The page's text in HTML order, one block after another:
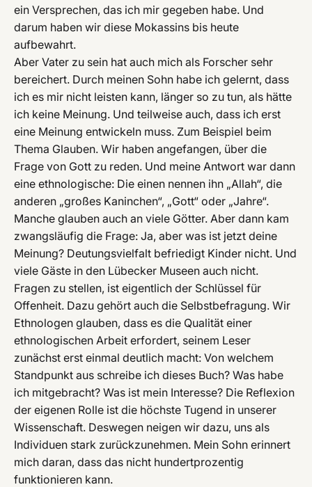
ein Versprechen, das ich mir gegeben habe. Und
darum haben wir diese Mokassins bis heute
aufbewahrt.
Aber Vater zu sein hat auch mich als Forscher sehr
bereichert. Durch meinen Sohn habe ich gelernt, dass
ich es mir nicht leisten kann, länger so zu tun, als hätte
ich keine Meinung. Und teilweise auch, dass ich erst
eine Meinung entwickeln muss. Zum Beispiel beim
Thema Glauben. Wir haben angefangen, über die
Frage von Gott zu reden. Und meine Antwort war dann
eine ethnologische: Die einen nennen ihn „Allah“, die
anderen „großes Kaninchen“, „Gott“ oder „Jahre“.
Manche glauben auch an viele Götter. Aber dann kam
zwangsläufig die Frage: Ja, aber was ist jetzt deine
Meinung? Deutungsvielfalt befriedigt Kinder nicht. Und
viele Gäste in den Lübecker Museen auch nicht.
Fragen zu stellen, ist eigentlich der Schlüssel für
Offenheit. Dazu gehört auch die Selbstbefragung. Wir
Ethnologen glauben, dass es die Qualität einer
ethnologischen Arbeit erfordert, seinem Leser
zunächst erst einmal deutlich macht: Von welchem
Standpunkt aus schreibe ich dieses Buch? Was habe
ich mitgebracht? Was ist mein Interesse? Die Reflexion
der eigenen Rolle ist die höchste Tugend in unserer
Wissenschaft. Deswegen neigen wir dazu, uns als
Individuen stark zurückzunehmen. Mein Sohn erinnert
mich daran, dass das nicht hundertprozentig
funktionieren kann.